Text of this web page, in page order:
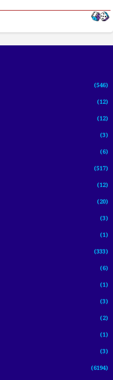
(546)
(12)
(12)
(3)
(6)
(517)
(12)
(20)
(3)
(1)
(333)
(6)
(1)
(3)
(2)
(1)
(3)
(6194)